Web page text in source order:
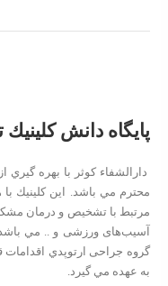
پايگاه دانش
دارالشفاء كوثر با بهره
محترم مي باشد. اين كلينيك
مرتبط با تشخيص و درمان
آسیب‌های ورزشی و .. مي باشد.
گروه جراحی ارتوپدي
به عهده مي گيرد.